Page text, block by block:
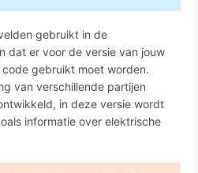
gebruikt in de
dat er voor de versie van jouw
gebruikt moet worden.
van verschillende partijen
in deze versie wordt
informatie over elektrische